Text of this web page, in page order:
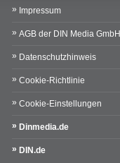
Impressum
AGB der DIN Media GmbH
Datenschutzhinweis
Cookie-Richtlinie
Cookie-Einstellungen
Dinmedia.de
DIN.de